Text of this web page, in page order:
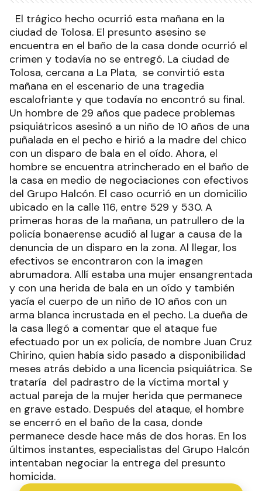
El trágico hecho ocurrió esta mañana en la
ciudad de Tolosa. El presunto asesino se
encuentra en el baño de la casa donde ocurrió el
crimen y todavía no se entregó. La ciudad de
Tolosa, cercana a La Plata, se convirtió esta
mañana en el escenario de una tragedia
escalofriante y que todavía no encontró su final.
Un hombre de 29 años que padece problemas
psiquiátricos asesinó a un niño de 10 años de una
puñalada en el pecho e hirió a la madre del chico
con un disparo de bala en el oído. Ahora, el
hombre se encuentra atrincherado en el baño de
la casa en medio de negociaciones con efectivos
del Grupo Halcón. El caso ocurrió en un domicilio
ubicado en la calle 116, entre 529 y 530. A
primeras horas de la mañana, un patrullero de la
policía bonaerense acudió al lugar a causa de la
denuncia de un disparo en la zona. Al llegar, los
efectivos se encontraron con la imagen
abrumadora. Allí estaba una mujer ensangrentada
y con una herida de bala en un oído y también
yacía el cuerpo de un niño de 10 años con un
arma blanca incrustada en el pecho. La dueña de
la casa llegó a comentar que el ataque fue
efectuado por un ex policía, de nombre Juan Cruz
Chirino, quien había sido pasado a disponibilidad
meses atrás debido a una licencia psiquiátrica. Se
trataría del padrastro de la víctima mortal y
actual pareja de la mujer herida que permanece
en grave estado. Después del ataque, el hombre
se encerró en el baño de la casa, donde
permanece desde hace más de dos horas. En los
últimos instantes, especialistas del Grupo Halcón
intentaban negociar la entrega del presunto
homicida.